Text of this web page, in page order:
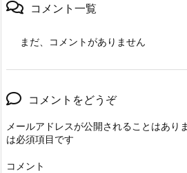
コメント一覧
まだ、コメントがありません
コメントをどうぞ
メールアドレスが公開されることはあり
は必須項目です
コメント